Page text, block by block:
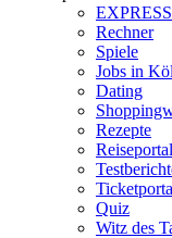
Rechner
Spiele
Jobs in
Dating
Rezepte
Reiseportal
Quiz
Witz des